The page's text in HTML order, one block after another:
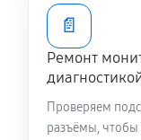
📄
Ремонт
Проверяем
разъёмы, чтобы